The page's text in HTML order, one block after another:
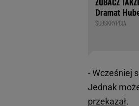
Dramat
SUBSKRYPCJA
- Wcześniej
Jednak
przekazał.